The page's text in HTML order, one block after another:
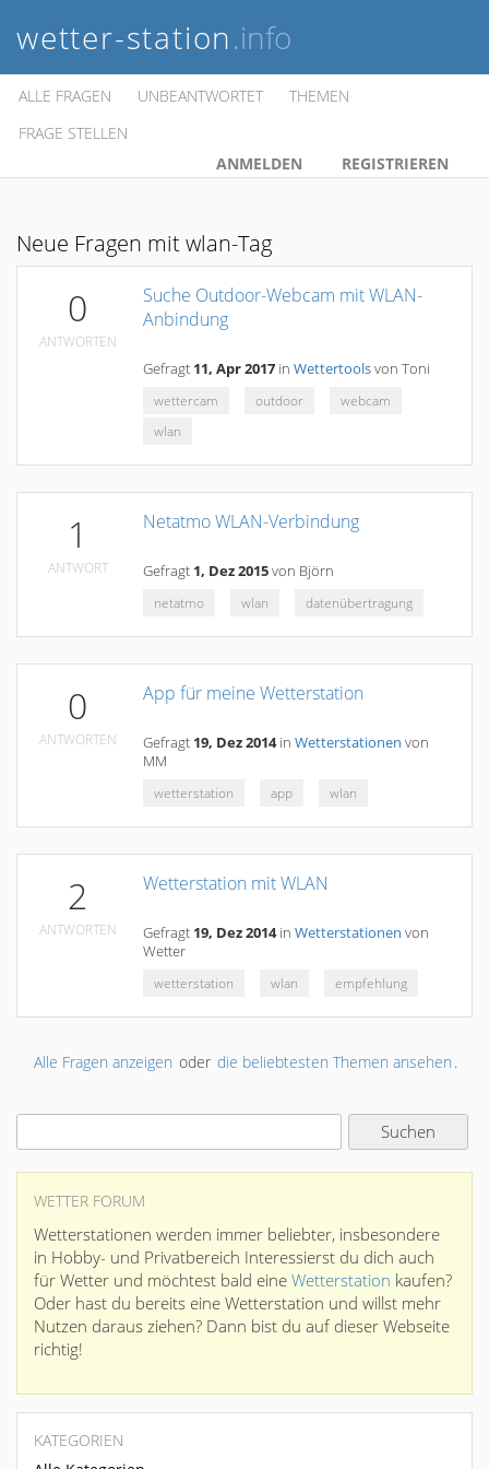
wetter-station.info
ALLE FRAGEN UNBEANTWORTET
THEMEN
FRAGE STELLEN
ANMELDEN
REGISTRIEREN
Neue Fragen mit wlan-Tag
0
ANTWORTEN
Suche Outdoor-Webcam mit WLAN-
Anbindung
Gefragt 11, Apr 2017 in Wettertoolsvon Toni
wettercam
outdoor
webcam
wlan
1
ANTWORT
Netatmo WLAN-Verbindung
Gefragt 1, Dez 2015von Björn
netatmo
wlan datenübertragung
0
ANTWORTEN
App für meine Wetterstation
Gefragt 19, Dez 2014 in Wetterstationen von
MM
wetterstation
app wlan
2
ANTWORTEN
Wetterstation mit WLAN
Gefragt 19, Dez 2014 in Wetterstationen von
Wetter
wetterstation
wlan empfehlung
Alle Fragen anzeigen oder die beliebtesten Themen ansehen .
WETTER FORUM
Wetterstationen werden immer beliebter, insbesondere
in Hobby- und Privatbereich Interessierst du dich auch
für Wetter und möchtest bald eine Wetterstation kaufen?
Oder hast du bereits eine Wetterstation und willst mehr
Nutzen daraus ziehen? Dann bist du auf dieser Webseite
richtig!
KATEGORIEN